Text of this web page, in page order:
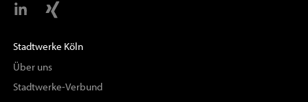
Stadtwerke Köln
Über uns
Stadtwerke-Verbund